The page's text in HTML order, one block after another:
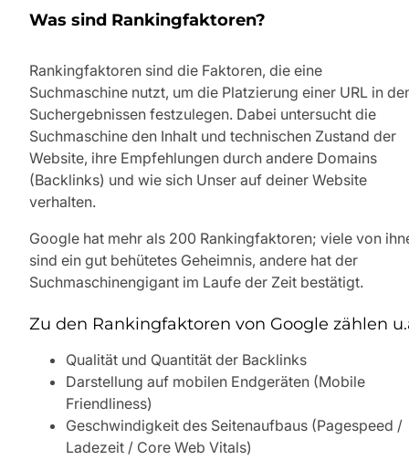
Was sind Rankingfaktoren?
Rankingfaktoren sind die Faktoren, die eine
Suchmaschine nutzt, um die Platzierung einer URL in
Suchergebnissen festzulegen. Dabei untersucht die
Suchmaschine den Inhalt und technischen Zustand der
Website, ihre Empfehlungen durch andere Domains
(Backlinks) und wie sich Unser auf deiner Website
verhalten.
Google hat mehr als 200 Rankingfaktoren; viele von
sind ein gut behütetes Geheimnis, andere hat der
Suchmaschinengigant im Laufe der Zeit bestätigt.
Zu den Rankingfaktoren von Google zählen
Qualität und Quantität der Backlinks
Darstellung auf mobilen Endgeräten (Mobile
Friendliness)
Geschwindigkeit des Seitenaufbaus (Pagespeed /
Ladezeit / Core Web Vitals)